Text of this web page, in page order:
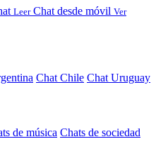
Leer Chat desde móvil Ver
Chat Chile Chat Uruguay
de música Chats de sociedad